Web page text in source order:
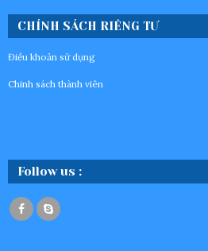
CHÍNH SÁCH RIÊNG TƯ
Điều khoản sử dụng
Chinh sách thành viên
Follow us :